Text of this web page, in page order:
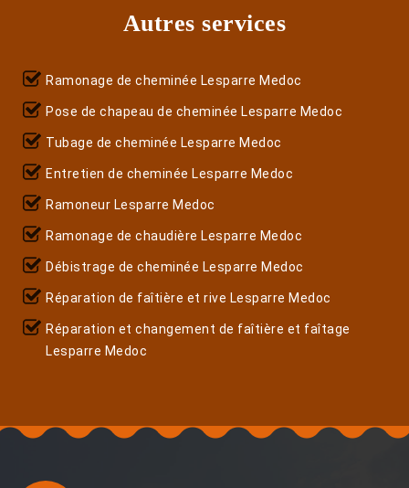
Autres services
Ramonage de cheminée Lesparre Medoc
Pose de chapeau de cheminée Lesparre Medoc
Tubage de cheminée Lesparre Medoc
Entretien de cheminée Lesparre Medoc
Ramoneur Lesparre Medoc
Ramonage de chaudière Lesparre Medoc
Débistrage de cheminée Lesparre Medoc
Réparation de faîtière et rive Lesparre Medoc
Réparation et changement de faîtière et faîtage
Lesparre Medoc